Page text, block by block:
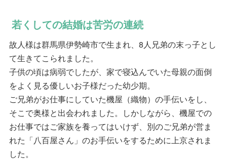
若くしての結婚は苦労の連続
故人様は群馬県伊勢崎市で生まれ、8人兄弟の末っ子とし
て生きてこられました。
子供の頃は病弱でしたが、家で寝込んでいた母親の面倒
をよく見る優しいお子様だった幼少期。
ご兄弟がお仕事にしていた機屋（織物）の手伝いをし、
そこで奥様と出会われました。しかしながら、機屋での
お仕事ではご家族を養ってはいけず、別のご兄弟が営ま
れた「八百屋さん」のお手伝いをするために上京されま
した。